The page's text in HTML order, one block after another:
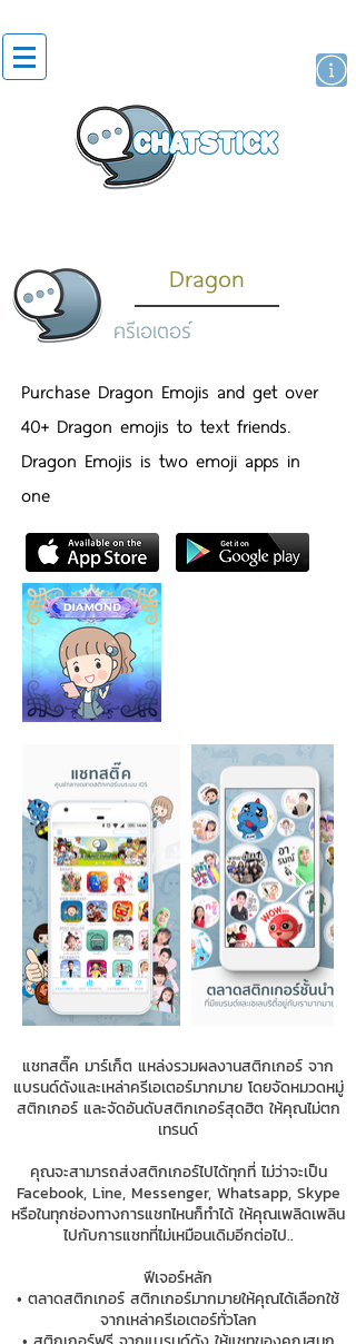
Dragon
ครีเอเตอร์
Purchase Dragon Emojis and get over
40+ Dragon emojis to text friends.
Dragon Emojis is two emoji apps in
one
แชทสติ๊ค มาร์เก็ต แหล่งรวมผลงานสติกเกอร์ จาก
แบรนด์ดังและเหล่าครีเอเตอร์มากมาย โดยจัดหมวดหมู่
สติกเกอร์ และจัดอันดับสติกเกอร์สุดฮิต ให้คุณไม่ตก
เทรนด์
คุณจะสามารถส่งสติกเกอร์ไปได้ทุกที่ ไม่ว่าจะเป็น
Facebook, Line, Messenger, Whatsapp, Skype
หรือในทุกช่องทางการแชทไหนก็ทำได้ ให้คุณเพลิดเพลิน
ไปกับการแชทที่ไม่เหมือนเดิมอีกต่อไป..
ฟีเจอร์หลัก
• ตลาดสติกเกอร์ สติกเกอร์มากมายให้คุณได้เลือกใช้
จากเหล่าครีเอเตอร์ทั่วโลก